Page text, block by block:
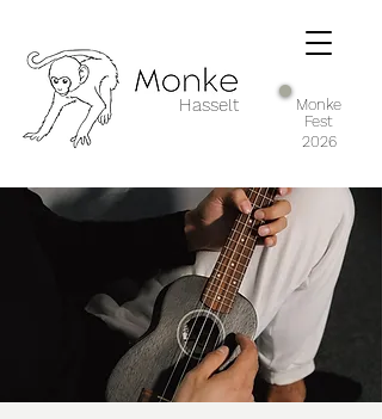
Hasselt
Monke
Fest
2026